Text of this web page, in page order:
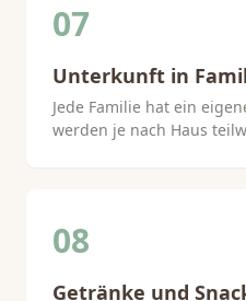
07
Unterkunft in
Jede Familie hat ein
werden je nach Haus
08
Getränke und